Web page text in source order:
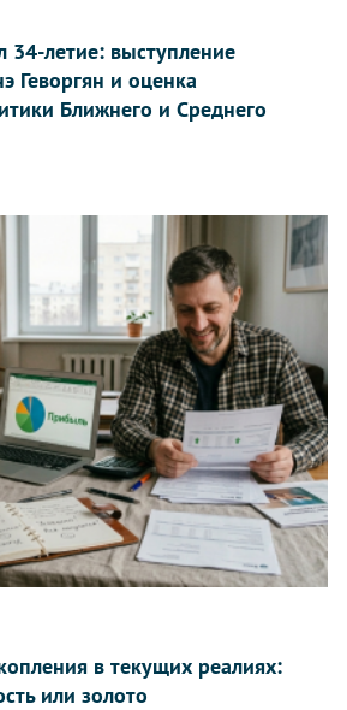
34-летие: выступление
Геворгян и оценка
Ближнего и Среднего
в текущих реалиях:
или золото